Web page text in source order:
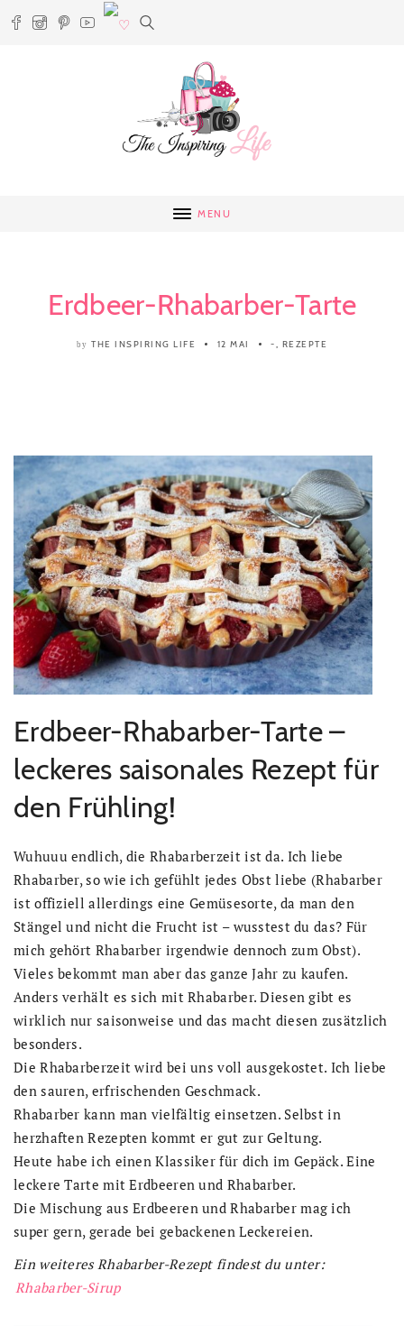
MENU
Erdbeer-Rhabarber-Tarte
by THE INSPIRING LIFE 12 MAI -, REZEPTE
Erdbeer-Rhabarber-Tarte –
leckeres saisonales Rezept für
den Frühling!
Wuhuuu endlich, die Rhabarberzeit ist da. Ich liebe
Rhabarber, so wie ich gefühlt jedes Obst liebe (Rhabarber
ist offiziell allerdings eine Gemüsesorte, da man den
Stängel und nicht die Frucht ist – wusstest du das? Für
mich gehört Rhabarber irgendwie dennoch zum Obst).
Vieles bekommt man aber das ganze Jahr zu kaufen.
Anders verhält es sich mit Rhabarber. Diesen gibt es
wirklich nur saisonweise und das macht diesen zusätzlich
besonders.
Die Rhabarberzeit wird bei uns voll ausgekostet. Ich liebe
den sauren, erfrischenden Geschmack.
Rhabarber kann man vielfältig einsetzen. Selbst in
herzhaften Rezepten kommt er gut zur Geltung.
Heute habe ich einen Klassiker für dich im Gepäck. Eine
leckere Tarte mit Erdbeeren und Rhabarber.
Die Mischung aus Erdbeeren und Rhabarber mag ich
super gern, gerade bei gebackenen Leckereien.
Ein weiteres Rhabarber-Rezept findest du unter:
Rhabarber-Sirup